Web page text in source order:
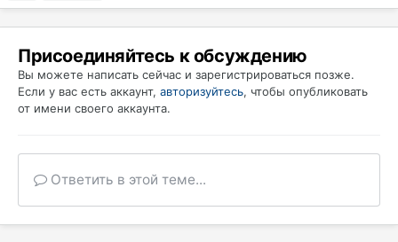
Присоединяйтесь к обсуждению
Вы можете написать сейчас и зарегистрироваться позже.
Если у вас есть аккаунт, авторизуйтесь, чтобы опубликовать
от имени своего аккаунта.
Ответить в этой теме...